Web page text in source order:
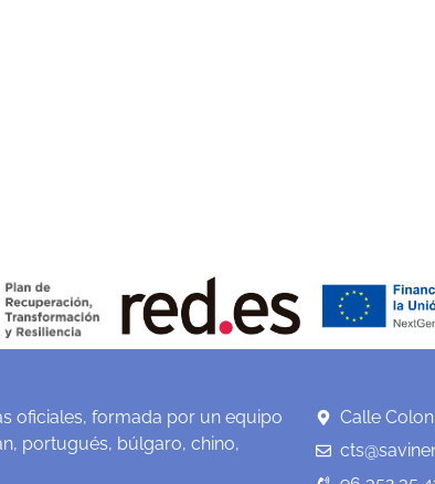
oficiales, formada por un equipo
portugués, búlgaro, chino,
Calle